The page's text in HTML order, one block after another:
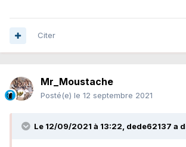
Citer
Mr_Moustache
Posté(e) le 12 septembre 2021
Le 12/09/2021 à 13:22, dede62137 a